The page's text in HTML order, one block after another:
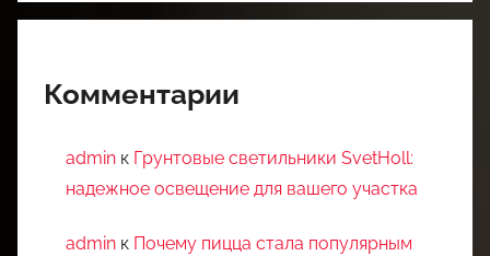
Комментарии
admin к Грунтовые светильники SvetHoll:
надежное освещение для вашего участка
admin к Почему пицца стала популярным